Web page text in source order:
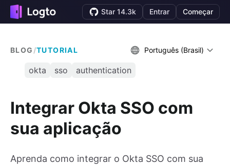
Star 14.3k Entrar Começar
BLOG /TUTORIAL Português (Brasil)
okta sso authentication
Integrar Okta SSO com
sua aplicação
Aprenda como integrar o Okta SSO com sua